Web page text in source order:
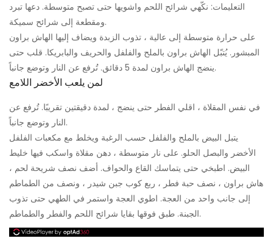
التعليمات: نكّهي شرائح اللحم واشويها حتى تصبح متوسطة. دعها تبرد
ومقطعة إلى شرائح سميكة.
على حرارة متوسطة إلى عالية ، تذوب الزبدة ويضاف إليها الهاش براون
المبشور. يُتبّل الهاش براون بالملح والفلفل والحريف والبابريكا. قلب حتى
ينضج الهاش براون لمدة 5 دقائق. تُرفع عن النار وتوضع جانباً.
لمن يلعب الأخضر اللامع
في نفس المقلاة ، اقلي الفطر حتى ينضج ، لمدة دقيقتين تقريبًا. تُرفع عن
النار وتوضع جانباً.
يتبل البيض بالملح والفلفل حسب الرغبة ويخلط مع مكعبات الفلفل
الأخضر والبصل الحلو. على نار متوسطة ، دهن مقلاة واسكب فيها خليط
البيض. اطبخي حتى يتماسك القاع والحواف. أضف نصف شريحة لحم ،
هاش براون ، نصف حبة فطر ، ربع كوب جبن شيدر ، ونصف من الطماطم
إلى جانب واحد من العجة. اطوي العجة واستمر في الطهي حتى تذوب
الجبنة. طبق فوقها بقايا شرائح اللحم والفطر والطماطم.